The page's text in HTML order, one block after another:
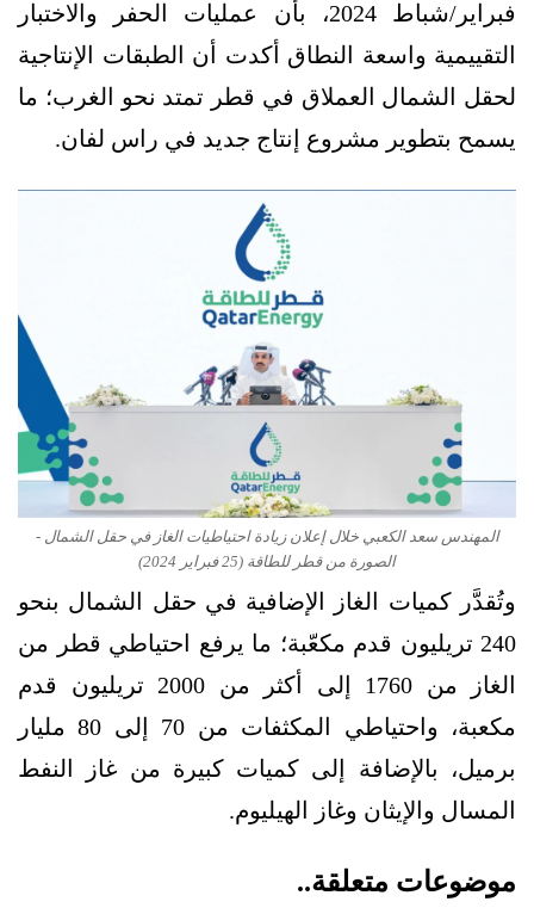
فبراير/شباط 2024، بأن عمليات الحفر والاختبار
التقييمية واسعة النطاق أكدت أن الطبقات الإنتاجية
لحقل الشمال العملاق في قطر تمتد نحو الغرب؛ ما
يسمح بتطوير مشروع إنتاج جديد في راس لفان.
المهندس سعد الكعبي خلال إعلان زيادة احتياطيات الغاز في حقل الشمال -
الصورة من قطر للطاقة (25 فبراير 2024)
وتُقدَّر كميات الغاز الإضافية في حقل الشمال بنحو
240 تريليون قدم مكعّبة؛ ما يرفع احتياطي قطر من
الغاز من 1760 إلى أكثر من 2000 تريليون قدم
مكعبة، واحتياطي المكثفات من 70 إلى 80 مليار
برميل، بالإضافة إلى كميات كبيرة من غاز النفط
المسال والإيثان وغاز الهيليوم.
موضوعات متعلقة..